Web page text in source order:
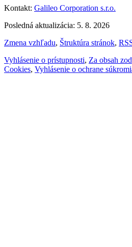
Kontakt: Galileo Corporation s.r.o.
Posledná aktualizácia: 5. 8. 2026
Zmena vzhľadu, Štruktúra stránok,
Vyhlásenie o prístupnosti, Za obsah
Cookies, Vyhlásenie o ochrane